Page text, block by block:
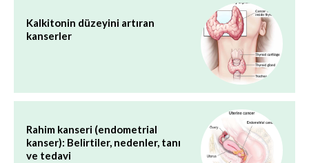
Kalkitonin düzeyini artıran
kanserler
Rahim kanseri (endometrial
kanser): Belirtiler, nedenler, tanı
ve tedavi